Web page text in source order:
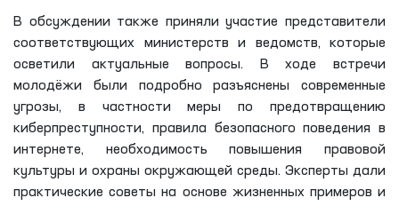
мониторингах, проводимых с целью предотвращения
В обсуждении также приняли участие представители
соответствующих министерств и ведомств, которые
осветили актуальные вопросы. В ходе встречи
молодёжи были подробно разъяснены современные
угрозы, в частности меры по предотвращению
киберпреступности, правила безопасного поведения в
интернете, необходимость повышения правовой